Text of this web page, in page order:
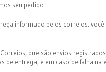
seu pedido.
informado pelos correios.
que são envios
de entrega, e em caso de falha